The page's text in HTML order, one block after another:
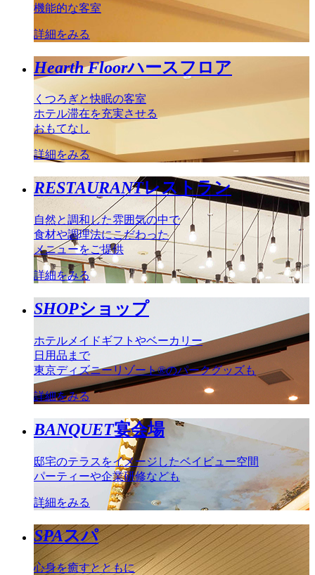
機能的な客室
詳細をみる
Hearth Floorハースフロア
くつろぎと快眠の客室
ホテル滞在を充実させる
おもてなし
詳細をみる
RESTAURANTレストラン
自然と調和した雰囲気の中で
食材や調理法にこだわった
メニューをご提供
詳細をみる
SHOPショップ
ホテルメイドギフトやベーカリー
日用品まで
東京ディズニーリゾート®のパークグッズも
詳細をみる
BANQUET宴会場
邸宅のテラスをイメージしたベイビュー空間
パーティーや企業研修なども
詳細をみる
SPAスパ
心身を癒すとともに